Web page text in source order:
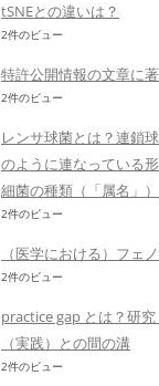
tSNEとの違いは？
2件のビュー
特許公開情報の文章に
2件のビュー
レンサ球菌とは？連鎖
のように連なっている
細菌の種類（「属名」）
2件のビュー
（医学における）フェ
2件のビュー
practice gap とは？研
（実践）との間の溝
2件のビュー